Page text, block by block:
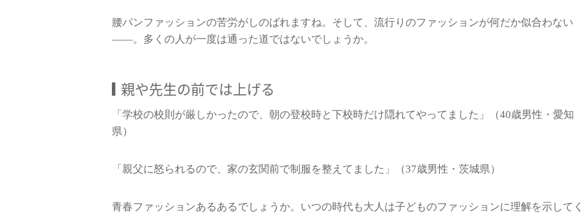
腰パンファッションの苦労がしのばれますね。そして、流行りのファッションが何だか似合わない
――。多くの人が一度は通った道ではないでしょうか。
親や先生の前では上げる
「学校の校則が厳しかったので、朝の登校時と下校時だけ隠れてやってました」（40歳男性・愛知
県）
「親父に怒られるので、家の玄関前で制服を整えてました」（37歳男性・茨城県）
青春ファッションあるあるでしょうか。いつの時代も大人は子どものファッションに理解を示してく